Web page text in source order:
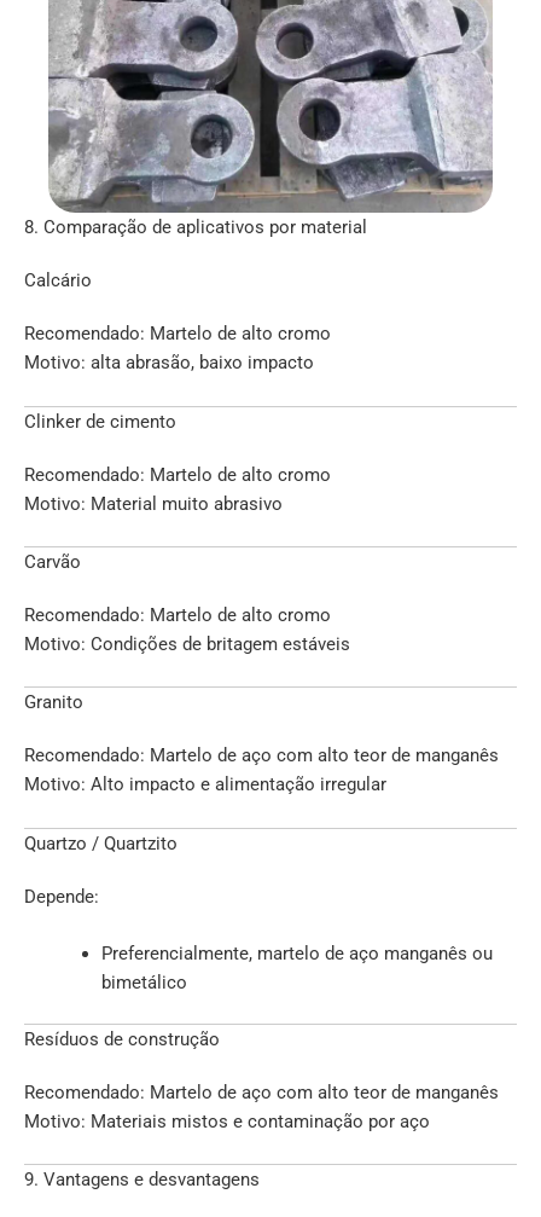
8. Comparação de aplicativos por material
Calcário
Recomendado: Martelo de alto cromo
Motivo: alta abrasão, baixo impacto
Clinker de cimento
Recomendado: Martelo de alto cromo
Motivo: Material muito abrasivo
Carvão
Recomendado: Martelo de alto cromo
Motivo: Condições de britagem estáveis
Granito
Recomendado: Martelo de aço com alto teor de manganês
Motivo: Alto impacto e alimentação irregular
Quartzo / Quartzito
Depende:
Preferencialmente, martelo de aço manganês ou
bimetálico
Resíduos de construção
Recomendado: Martelo de aço com alto teor de manganês
Motivo: Materiais mistos e contaminação por aço
9. Vantagens e desvantagens